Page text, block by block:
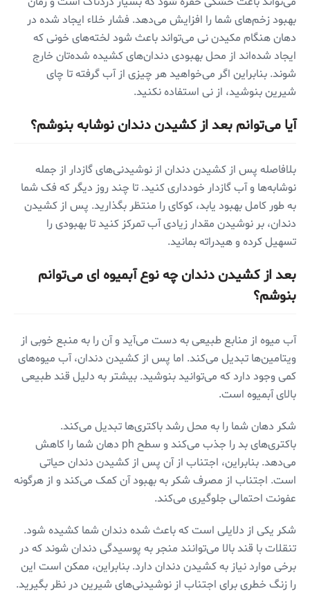
بهبود زخم‌های شما را افزایش می‌دهد. فشار خلاء ایجاد شده در
دهان هنگام مکیدن نی می‌تواند باعث شود لخته‌های خونی که
ایجاد شده‌اند از محل بهبودی دندان‌های کشیده ‌شده‌تان خارج
شوند. بنابراین اگر می‌خواهید هر چیزی از آب گرفته تا چای
شیرین بنوشید، از نی استفاده نکنید.
آیا می‌توانم بعد از کشیدن دندان نوشابه بنوشم؟
بلافاصله پس از کشیدن دندان از نوشیدنی‌های گازدار از جمله
نوشابه‌ها و آب گازدار خودداری کنید. تا چند روز دیگر که فک شما
به طور کامل بهبود یابد، کوکای را منتظر بگذارید. پس از کشیدن
دندان، بر نوشیدن مقدار زیادی آب تمرکز کنید تا بهبودی را
تسهیل کرده و هیدراته بمانید.
بعد از کشیدن دندان چه نوع آبمیوه ای می‌توانم
بنوشم؟
آب میوه از منابع طبیعی به دست می‌آید و آن را به منبع خوبی از
ویتامین‌ها تبدیل می‌کند. اما پس از کشیدن دندان، آب میوه‌های
کمی ‌وجود دارد که می‌توانید بنوشید. بیشتر به دلیل قند طبیعی
بالای آبمیوه است.
شکر دهان شما را به محل رشد باکتری‌ها تبدیل می‌کند.
باکتری‌های بد را جذب می‌کند و سطح ph دهان شما را کاهش
می‌دهد. بنابراین، اجتناب از آن پس از کشیدن دندان حیاتی
است. اجتناب از مصرف شکر به بهبود آن کمک می‌کند و از هرگونه
عفونت احتمالی جلوگیری می‌کند.
شکر یکی از دلایلی است که باعث شده دندان شما کشیده شود.
تنقلات با قند بالا می‌توانند منجر به پوسیدگی دندان شوند که در
برخی موارد نیاز به کشیدن دندان دارد. بنابراین، ممکن است این
را زنگ خطری برای اجتناب از نوشیدنی‌های شیرین در نظر بگیرید.